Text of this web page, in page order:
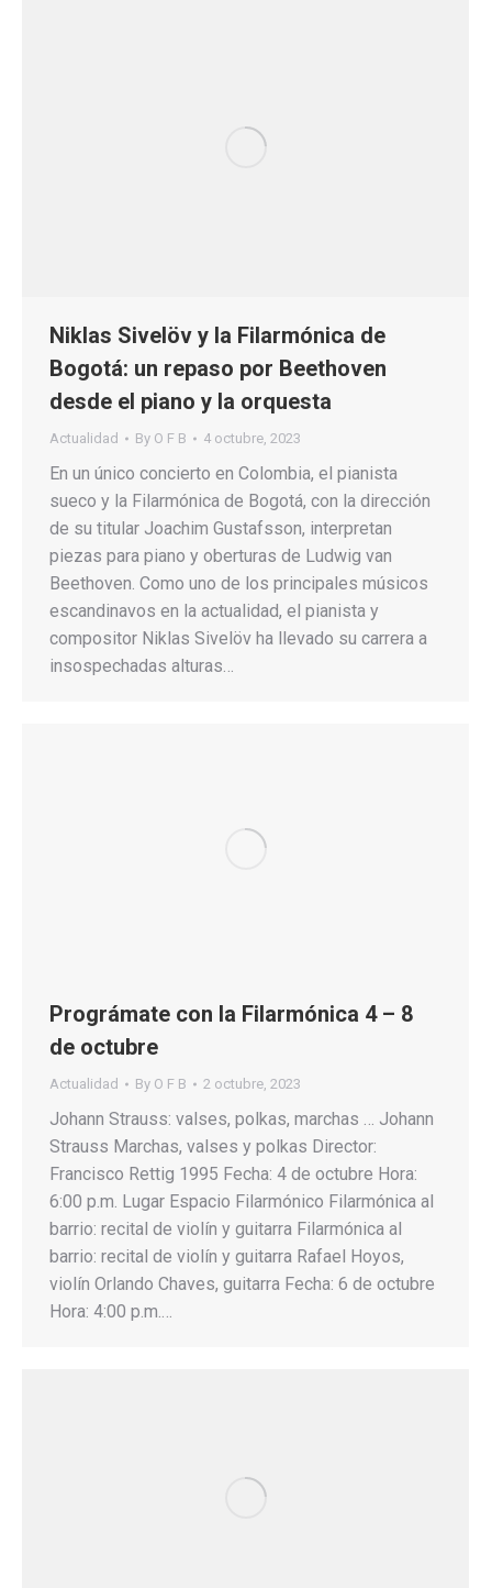
Niklas Sivelöv y la Filarmónica de
Bogotá: un repaso por Beethoven
desde el piano y la orquesta
Actualidad By O F B 4 octubre, 2023
En un único concierto en Colombia, el pianista
sueco y la Filarmónica de Bogotá, con la dirección
de su titular Joachim Gustafsson, interpretan
piezas para piano y oberturas de Ludwig van
Beethoven. Como uno de los principales músicos
escandinavos en la actualidad, el pianista y
compositor Niklas Sivelöv ha llevado su carrera a
insospechadas alturas…
Prográmate con la Filarmónica 4 – 8
de octubre
Actualidad By O F B 2 octubre, 2023
Johann Strauss: valses, polkas, marchas … Johann
Strauss Marchas, valses y polkas Director:
Francisco Rettig 1995 Fecha: 4 de octubre Hora:
6:00 p.m. Lugar Espacio Filarmónico Filarmónica al
barrio: recital de violín y guitarra Filarmónica al
barrio: recital de violín y guitarra Rafael Hoyos,
violín Orlando Chaves, guitarra Fecha: 6 de octubre
Hora: 4:00 p.m.…